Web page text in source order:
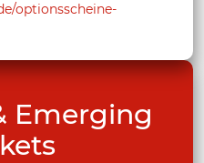
optionsscheine-
Emerging